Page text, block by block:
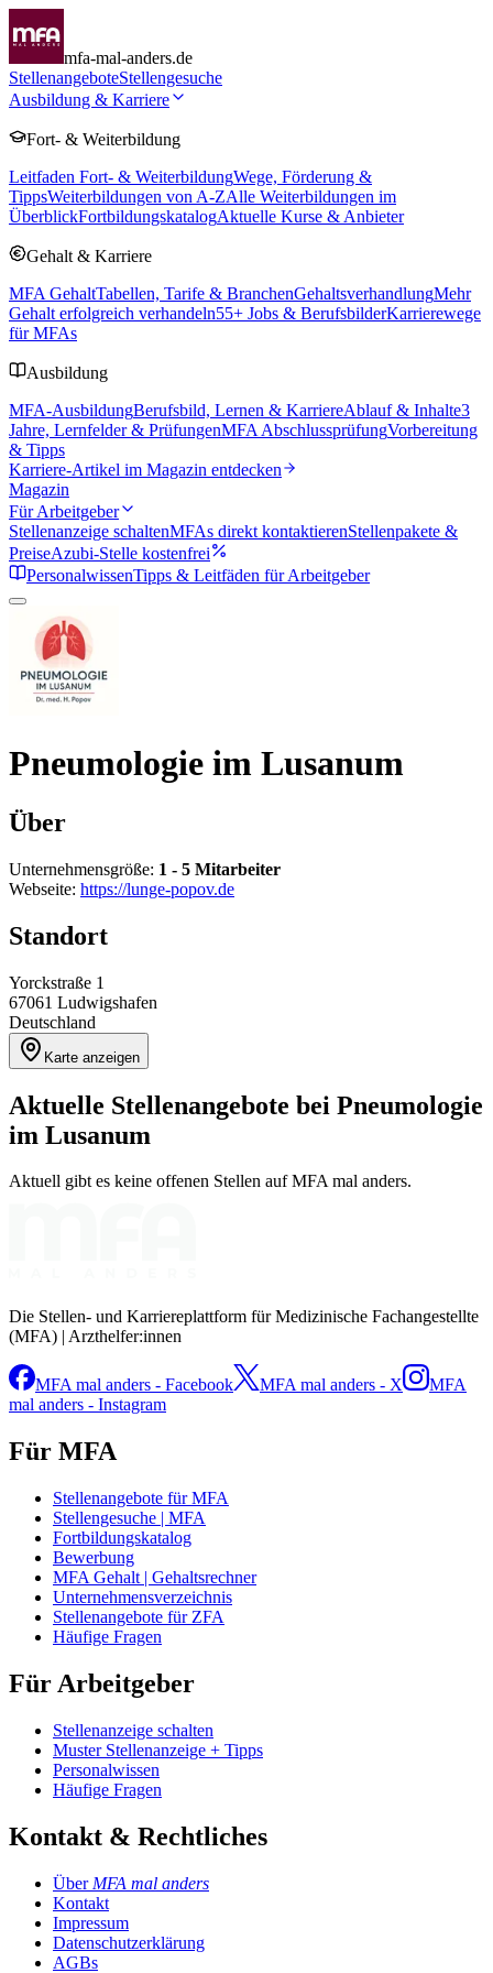
mfa-mal-anders.de
StellenangeboteStellengesuche
Ausbildung & Karriere
Fort- & Weiterbildung
Leitfaden Fort- & WeiterbildungWege, Förderung &
TippsWeiterbildungen von A-ZAlle Weiterbildungen im
ÜberblickFortbildungskatalogAktuelle Kurse & Anbieter
Gehalt & Karriere
MFA GehaltTabellen, Tarife & BranchenGehaltsverhandlungMehr
Gehalt erfolgreich verhandeln55+ Jobs & BerufsbilderKarrierewege
für MFAs
Ausbildung
MFA-AusbildungBerufsbild, Lernen & KarriereAblauf & Inhalte3
Jahre, Lernfelder & PrüfungenMFA AbschlussprüfungVorbereitung
& Tipps
Karriere-Artikel im Magazin entdecken
Magazin
Für Arbeitgeber
Stellenanzeige schaltenMFAs direkt kontaktierenStellenpakete &
PreiseAzubi-Stelle kostenfrei
PersonalwissenTipps & Leitfäden für Arbeitgeber
Pneumologie im Lusanum
Über
Unternehmensgröße: 1 - 5 Mitarbeiter
Webseite: https://lunge-popov.de
Standort
Yorckstraße 1
67061 Ludwigshafen
Deutschland
Karte anzeigen
Aktuelle Stellenangebote bei Pneumologie
im Lusanum
Aktuell gibt es keine offenen Stellen auf MFA mal anders.
Die Stellen- und Karriereplattform für Medizinische Fachangestellte
(MFA) | Arzthelfer:innen
MFA mal anders - Facebook MFA mal anders - X
MFA
mal anders - Instagram
Für MFA
Stellenangebote für MFA
Stellengesuche | MFA
Fortbildungskatalog
Bewerbung
MFA Gehalt | Gehaltsrechner
Unternehmensverzeichnis
Stellenangebote für ZFA
Häufige Fragen
Für Arbeitgeber
Stellenanzeige schalten
Muster Stellenanzeige + Tipps
Personalwissen
Häufige Fragen
Kontakt & Rechtliches
Über MFA mal anders
Kontakt
Impressum
Datenschutzerklärung
AGBs